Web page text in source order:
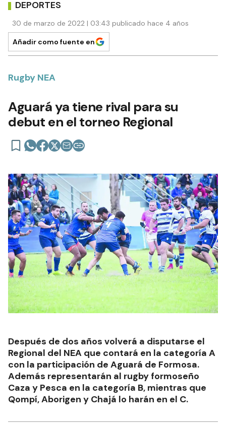
DEPORTES
30 de marzo de 2022 | 03:43 publicado hace 4 años
Añadir como fuente en
Rugby NEA
Aguará ya tiene rival para su
debut en el torneo Regional
Después de dos años volverá a disputarse el
Regional del NEA que contará en la categoría A
con la participación de Aguará de Formosa.
Además representarán al rugby formoseño
Caza y Pesca en la categoría B, mientras que
Qompí, Aborigen y Chajá lo harán en el C.